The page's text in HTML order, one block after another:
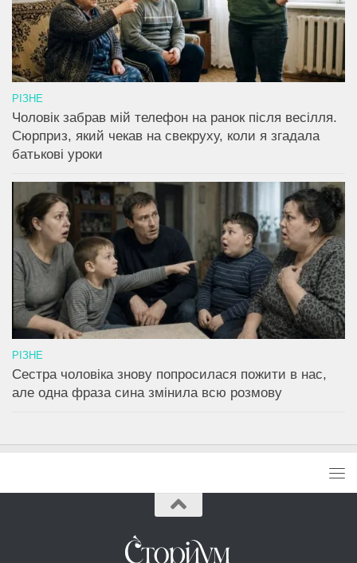
РІЗНЕ
Чоловік забрав мій телефон на ранок після весілля.
Сюрприз, який чекав на свекруху, коли я згадала
батькові уроки
РІЗНЕ
Сестра чоловіка знову попросилася пожити в нас,
але одна фраза сина змінила всю розмову